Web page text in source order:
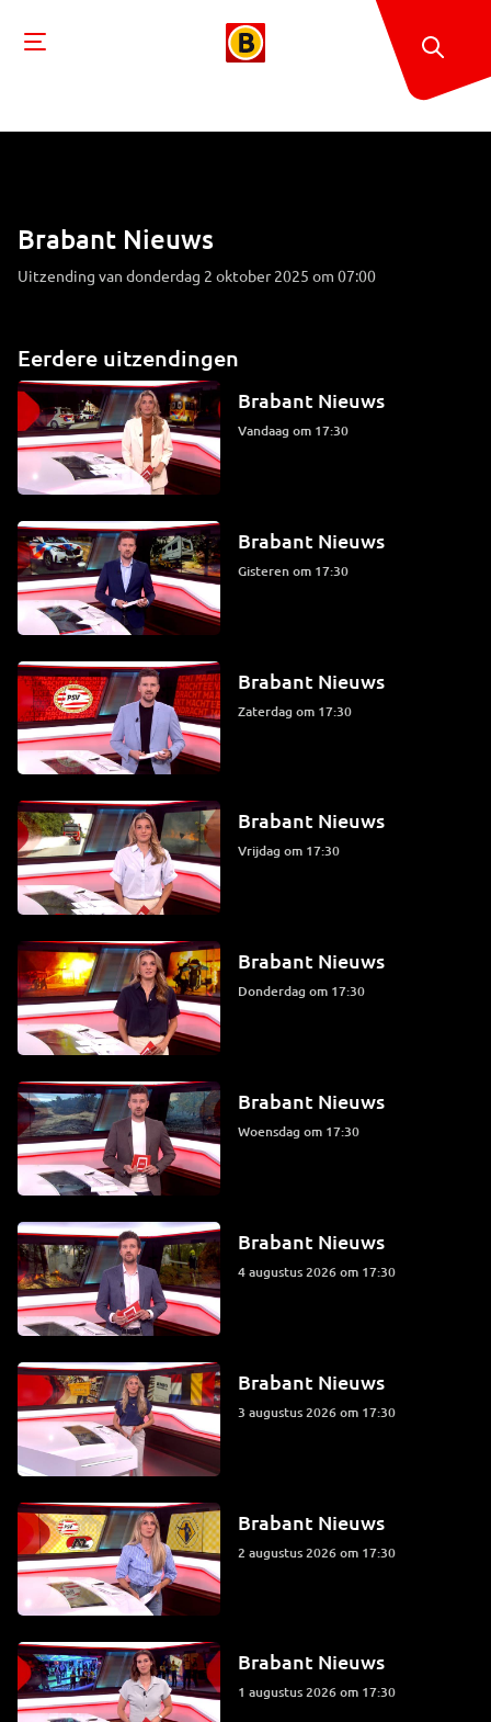
Brabant Nieuws
Uitzending van donderdag 2 oktober 2025 om 07:00
Eerdere uitzendingen
Brabant Nieuws
Vandaag om 17:30
Brabant Nieuws
Gisteren om 17:30
Brabant Nieuws
zaterdag om 17:30
Brabant Nieuws
vrijdag om 17:30
Brabant Nieuws
donderdag om 17:30
Brabant Nieuws
woensdag om 17:30
Brabant Nieuws
4 augustus 2026 om 17:30
Brabant Nieuws
3 augustus 2026 om 17:30
Brabant Nieuws
2 augustus 2026 om 17:30
Brabant Nieuws
1 augustus 2026 om 17:30